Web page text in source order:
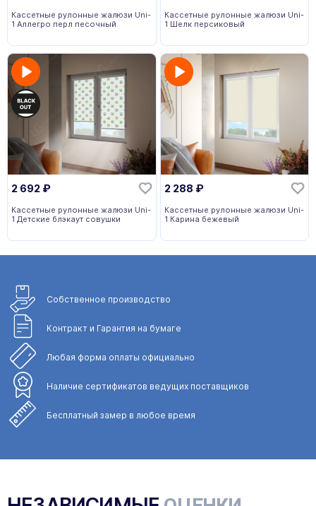
Кассетные рулонные жалюзи Uni-
1 Аллегро перл песочный
Кассетные рулонные жалюзи Uni-
1 Шелк персиковый
2 692 ₽
Кассетные рулонные жалюзи Uni-
1 Детские блэкаут совушки
2 288 ₽
Кассетные рулонные жалюзи Uni-
1 Карина бежевый
Собственное производство
Контракт и Гарантия на бумаге
Любая форма оплаты официально
Наличие сертификатов ведущих поставщиков
Бесплатный замер в любое время